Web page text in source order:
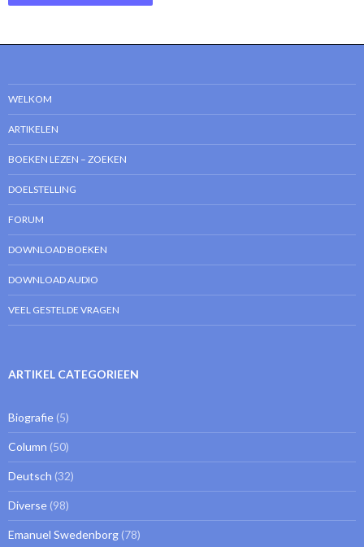
WELKOM
ARTIKELEN
BOEKEN LEZEN – ZOEKEN
DOELSTELLING
FORUM
DOWNLOAD BOEKEN
DOWNLOAD AUDIO
VEEL GESTELDE VRAGEN
ARTIKEL CATEGORIEEN
Biografie (5)
Column (50)
Deutsch (32)
Diverse (98)
Emanuel Swedenborg (78)